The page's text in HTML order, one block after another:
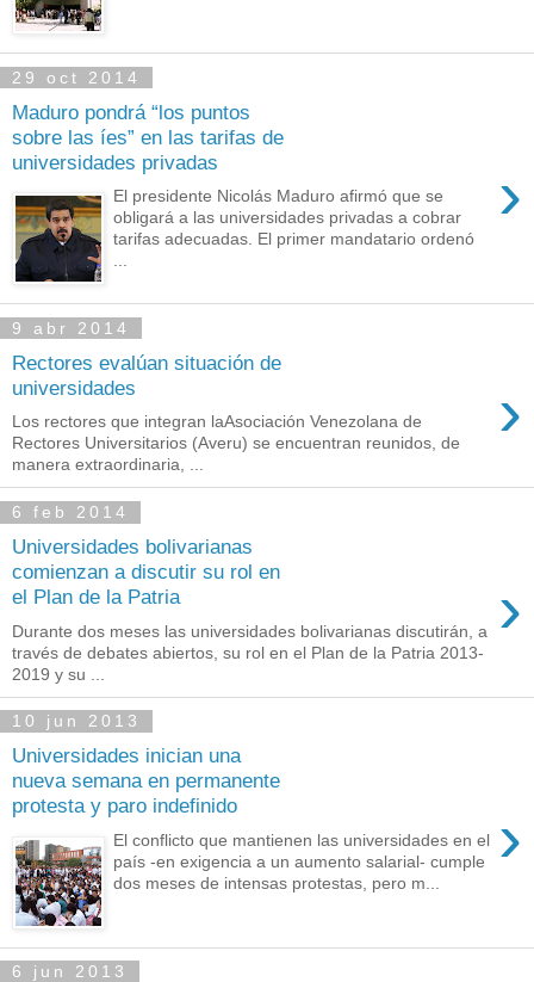
29 oct 2014
Maduro pondrá “los puntos
sobre las íes” en las tarifas de
universidades privadas
›
El presidente Nicolás Maduro afirmó que se
obligará a las universidades privadas a cobrar
tarifas adecuadas. El primer mandatario ordenó
...
9 abr 2014
Rectores evalúan situación de
universidades
›
Los rectores que integran laAsociación Venezolana de
Rectores Universitarios (Averu) se encuentran reunidos, de
manera extraordinaria, ...
6 feb 2014
Universidades bolivarianas
comienzan a discutir su rol en
el Plan de la Patria
›
Durante dos meses las universidades bolivarianas discutirán, a
través de debates abiertos, su rol en el Plan de la Patria 2013-
2019 y su ...
10 jun 2013
Universidades inician una
nueva semana en permanente
protesta y paro indefinido
›
El conflicto que mantienen las universidades en el
país -en exigencia a un aumento salarial- cumple
dos meses de intensas protestas, pero m...
6 jun 2013